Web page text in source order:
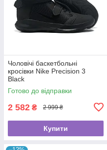
Чоловічі баскетбольні
кросівки Nike Precision 3
Black
Готово до відправки
2 582 ₴ 2 999 ₴
Купити